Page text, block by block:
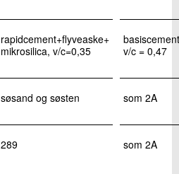
rapidcement+flyveaske+
mikrosilica, v/c=0,35
v/c = 0,47
søsand og søsten som 2A
289 som 2A